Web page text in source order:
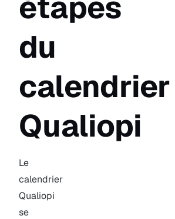
du
calendrier
Qualiopi
Le
calendrier
Qualiopi
se